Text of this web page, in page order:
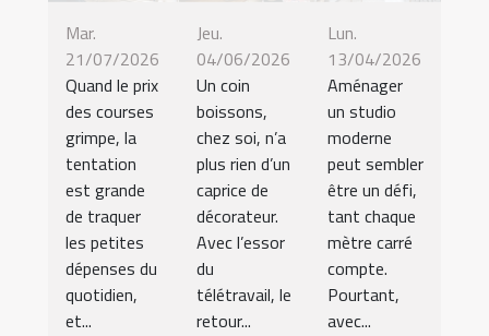
Mar.
21/07/2026
Quand le prix
des courses
grimpe, la
tentation
est grande
de traquer
les petites
dépenses du
quotidien,
et...
Jeu.
04/06/2026
Un coin
boissons,
chez soi, n’a
plus rien d’un
caprice de
décorateur.
Avec l’essor
du
télétravail, le
retour...
Lun.
13/04/2026
Aménager
un studio
moderne
peut sembler
être un défi,
tant chaque
mètre carré
compte.
Pourtant,
avec...